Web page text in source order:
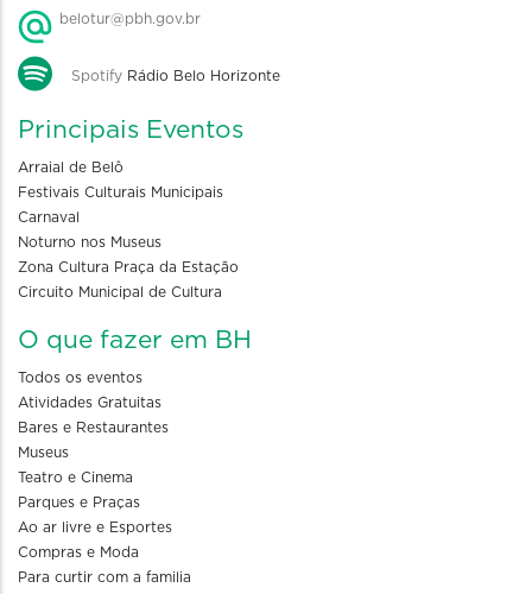
belotur@pbh.gov.br
Spotify Rádio Belo Horizonte
Principais Eventos
Arraial de Belô
Festivais Culturais Municipais
Carnaval
Noturno nos Museus
Zona Cultura Praça da Estação
Circuito Municipal de Cultura
O que fazer em BH
Todos os eventos
Atividades Gratuitas
Bares e Restaurantes
Museus
Teatro e Cinema
Parques e Praças
Ao ar livre e Esportes
Compras e Moda
Para curtir com a familia